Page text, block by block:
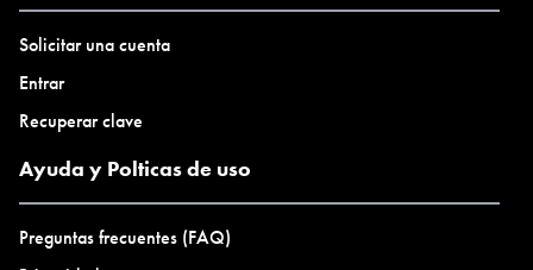
Solicitar una cuenta
Entrar
Recuperar clave
Ayuda y Polticas de uso
Preguntas frecuentes (FAQ)